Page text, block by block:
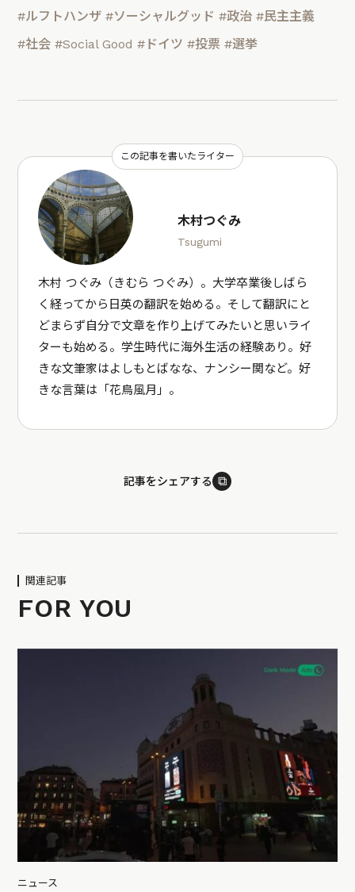
#ルフトハンザ #ソーシャルグッド #政治 #民主主義
#社会 #Social Good #ドイツ #投票 #選挙
この記事を書いたライター
木村つぐみ
Tsugumi
木村 つぐみ（きむら つぐみ）。大学卒業後しばら
く経ってから日英の翻訳を始める。そして翻訳にと
どまらず自分で文章を作り上げてみたいと思いライ
ターも始める。学生時代に海外生活の経験あり。好
きな文筆家はよしもとばなな、ナンシー関など。好
きな言葉は「花鳥風月」。
記事をシェアする ⧉
関連記事
FOR YOU
ニュース